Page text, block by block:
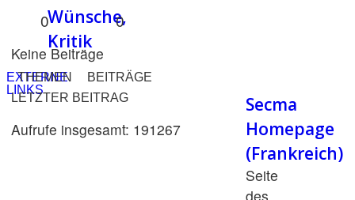
Wünsche,
Kritik
0 0
Keine Beiträge
EXTERNE
LINKS
THEMEN
BEITRÄGE
LETZTER BEITRAG
Secma
Homepage
(Frankreich)
Seite
des
Aufrufe insgesamt: 191267